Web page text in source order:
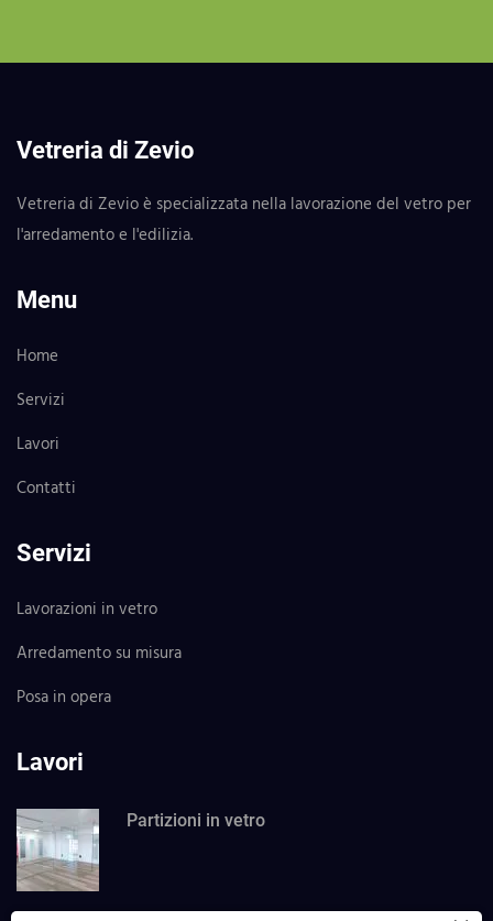
Vetreria di Zevio
Vetreria di Zevio è specializzata nella lavorazione del vetro per
l'arredamento e l'edilizia.
Menu
Home
Servizi
Lavori
Contatti
Servizi
Lavorazioni in vetro
Arredamento su misura
Posa in opera
Lavori
Partizioni in vetro